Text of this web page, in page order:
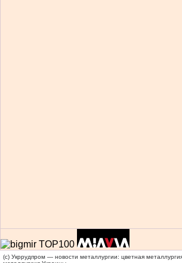
(c) Укррудпром — новости металлургии: цветная